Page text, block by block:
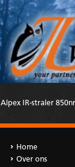
Alpex IR-straler
Home
Over ons